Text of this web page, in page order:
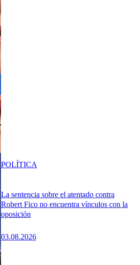
La sentencia sobre el atentado contra
Robert Fico no encuentra vínculos con la
oposición
03.08.2026
POLÍTICA